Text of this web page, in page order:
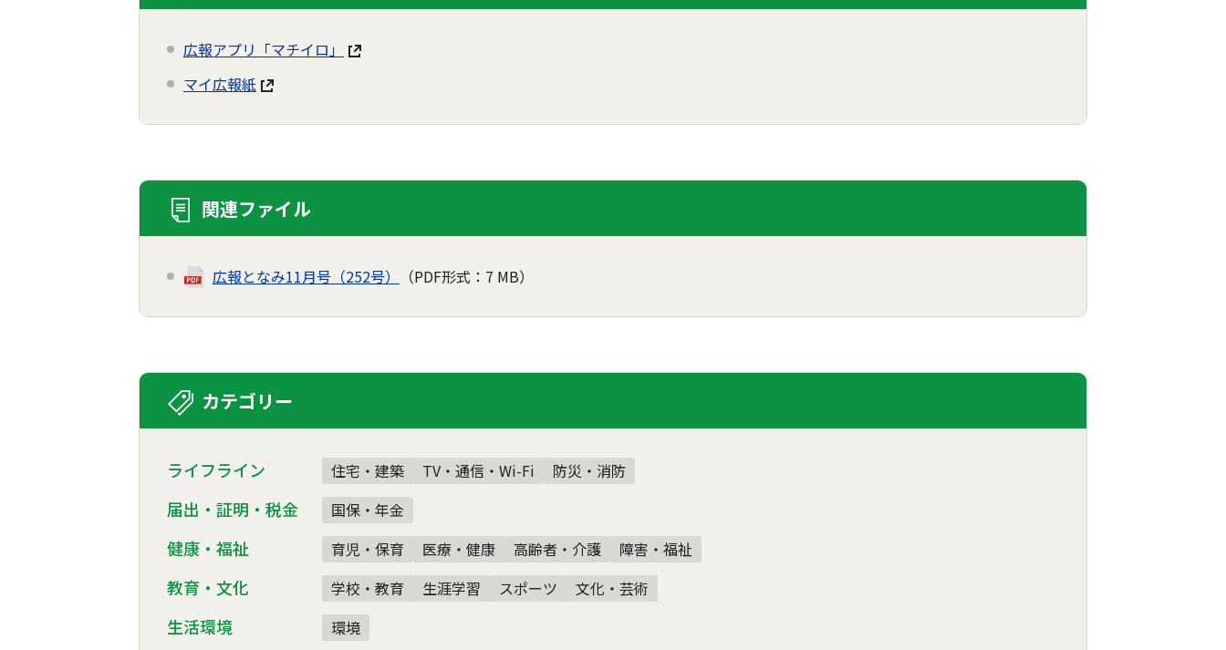
広報アプリ「マチイロ」
マイ広報紙
関連ファイル
広報となみ11月号（252号） （PDF形式：7 MB）
カテゴリー
ライフライン 住宅・建築 TV・通信・Wi-Fi 防災・消防
届出・証明・税金 国保・年金
健康・福祉 育児・保育 医療・健康 高齢者・介護 障害・福祉
教育・文化 学校・教育 生涯学習 スポーツ 文化・芸術
生活環境 環境